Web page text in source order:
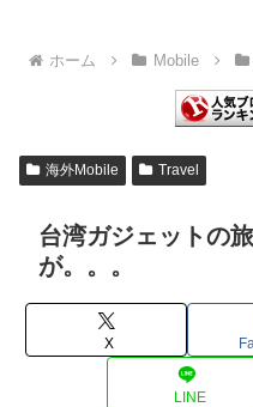
ホーム Mobile
海外Mobile Travel
台湾ガジェットの
が。。。
X
LINE